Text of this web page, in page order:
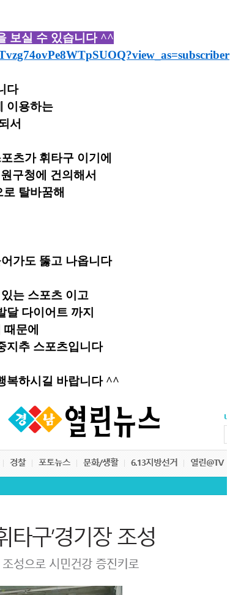
보실 수 있습니다 ^^
다
이용하는
서
츠가 휘타구 이기에
구청에 건의해서
탈바꿈해
가도 뚫고 나옵니다
는 스포츠 이고
달 다이어트 까지
문에
지추 스포츠입니다
복하시길 바랍니다 ^^